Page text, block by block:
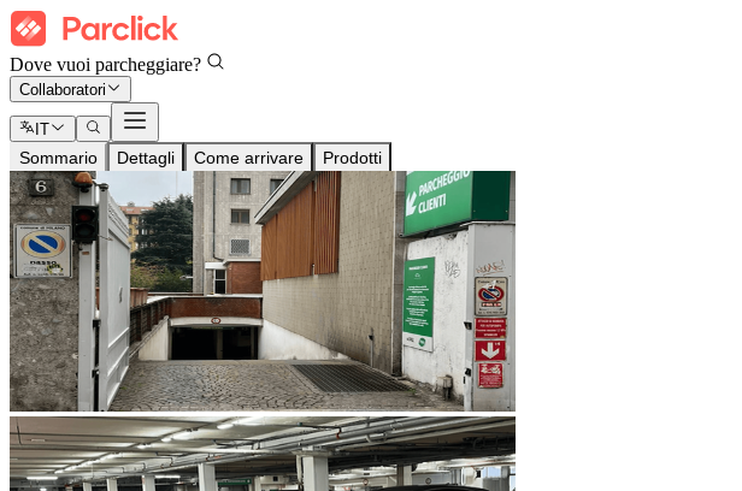
Dove vuoi parcheggiare?
Collaboratori
IT
Sommario Dettagli Come arrivare Prodotti